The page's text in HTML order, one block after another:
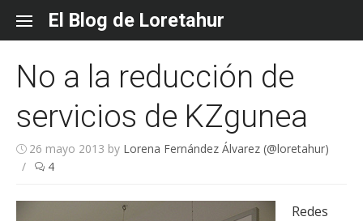
content
El Blog de Loretahur
No a la reducción de
servicios de KZgunea
26 mayo 2013 by Lorena Fernández Álvarez (@loretahur)
/
4
Redes